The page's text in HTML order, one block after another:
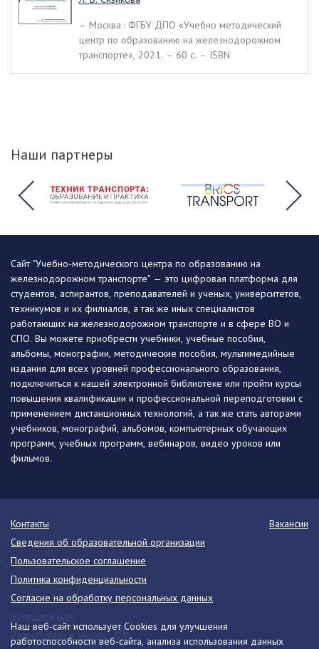
– Москва : ФГБУ ДПО «Учебно методический
центр по образованию на железнодорожном
транспорте», 2021. – 60 c. – ISBN
Наши партнеры
Наш веб-сайт использует Cookies для улучшения
работоспособности веб-сайта, анализа использования данных
Сайт "Учебно-методического центра по образованию на
железнодорожном транспорте" — это цифровая платформа для
студентов, аспирантов, преподавателей и ученых, университетов,
техникумов и их филиалов, а так же иных специалистов
работающих на железнодорожном транспорте и в сфере ВО и
СПО. Вы можете приобрести учебники, учебные пособия,
альбомы, монографии, методические пособия, мультимедийные
издания для всех уровней профессионального образования,
подключиться к нашей электронной библиотеке или пройти курсы
повышения квалификации и профессиональной переподготовки с
применением дистанционных технологий, а так же стать авторами
учебников, монографий, альбомов, компьютерных обучающих
программ, учебных программ, вебинаров, видео уроков или
фильмов.
Контакты
Вакансии
Сведения об образовательной организации
Пользовательское соглашение
Политика конфиденциальности
Согласие на обработку персональных данных
Разработано в Victory